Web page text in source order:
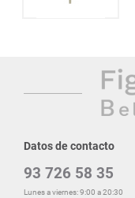
Datos de contacto
93 726 58 35
Lunes a viernes: 9:00 a 20:30